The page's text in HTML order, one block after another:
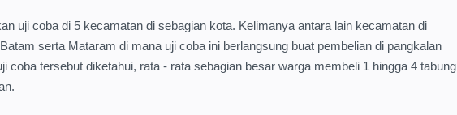
uji coba di 5 kecamatan di sebagian kota. Kelimanya antara lain kecamatan di
serta Mataram di mana uji coba ini berlangsung buat pembelian di pangkalan
coba tersebut diketahui, rata - rata sebagian besar warga membeli 1 hingga 4 tabung